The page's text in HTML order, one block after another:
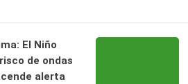
El Niño
de ondas
alerta